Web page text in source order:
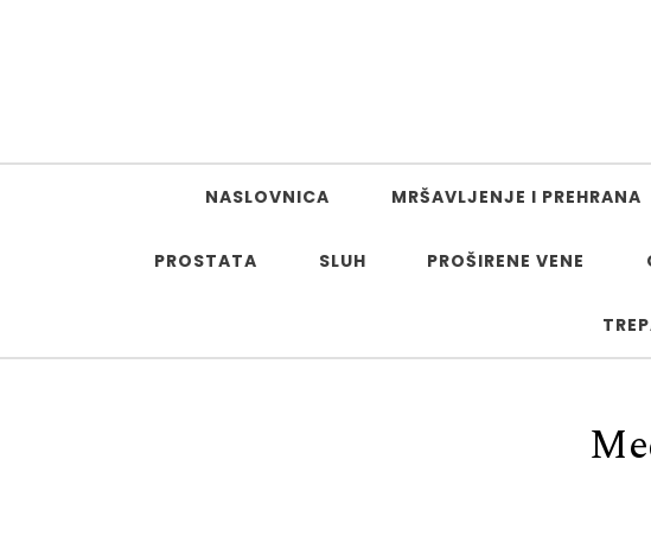
NASLOVNICA MRŠAVLJENJE I PREHRANA
PROSTATA SLUH PROŠIRENE VENE